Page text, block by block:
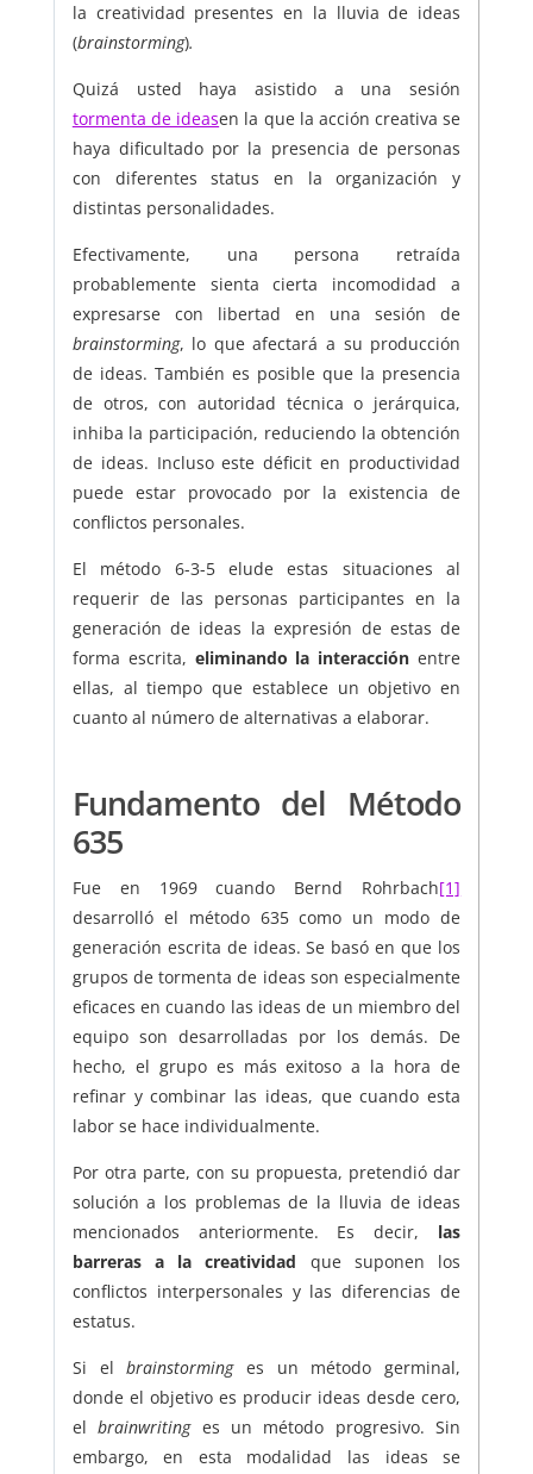
la creatividad presentes en la lluvia de ideas
(brainstorming).
Quizá usted haya asistido a una sesión
tormenta de ideasen la que la acción creativa se
haya dificultado por la presencia de personas
con diferentes status en la organización y
distintas personalidades.
Efectivamente, una persona retraída
probablemente sienta cierta incomodidad a
expresarse con libertad en una sesión de
brainstorming, lo que afectará a su producción
de ideas. También es posible que la presencia
de otros, con autoridad técnica o jerárquica,
inhiba la participación, reduciendo la obtención
de ideas. Incluso este déficit en productividad
puede estar provocado por la existencia de
conflictos personales.
El método 6-3-5 elude estas situaciones al
requerir de las personas participantes en la
generación de ideas la expresión de estas de
forma escrita, eliminando la interacción entre
ellas, al tiempo que establece un objetivo en
cuanto al número de alternativas a elaborar.
Fundamento del Método
635
Fue en 1969 cuando Bernd Rohrbach[1]
desarrolló el método 635 como un modo de
generación escrita de ideas. Se basó en que los
grupos de tormenta de ideas son especialmente
eficaces en cuando las ideas de un miembro del
equipo son desarrolladas por los demás. De
hecho, el grupo es más exitoso a la hora de
refinar y combinar las ideas, que cuando esta
labor se hace individualmente.
Por otra parte, con su propuesta, pretendió dar
solución a los problemas de la lluvia de ideas
mencionados anteriormente. Es decir, las
barreras a la creatividad que suponen los
conflictos interpersonales y las diferencias de
estatus.
Si elbrainstorminges un método germinal,
donde el objetivo es producir ideas desde cero,
elbrainwriting es un método progresivo. Sin
embargo, en esta modalidad las ideas se